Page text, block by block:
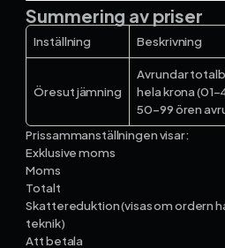
Summering av priser
Inställning Beskrivning
Öresutjämning
Avrundar
hela krona
50–99 ören
Prissammanställningen visar:
Exklusive moms
Moms
Totalt
Skattereduktion (visas om ordern
teknik)
Att betala